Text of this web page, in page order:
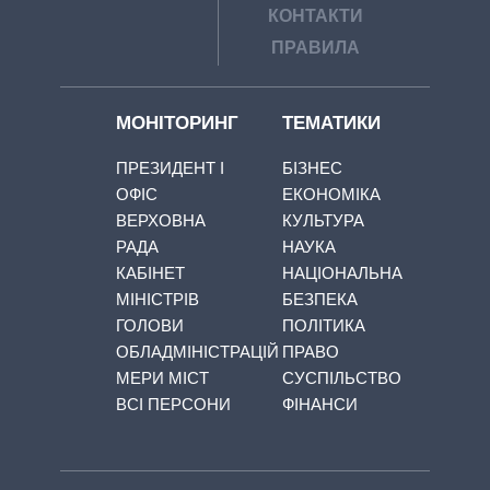
КОНТАКТИ
ПРАВИЛА
МОНІТОРИНГ
ПРЕЗИДЕНТ І
ОФІС
ВЕРХОВНА
РАДА
КАБІНЕТ
МІНІСТРІВ
ГОЛОВИ
ОБЛАДМІНІСТРАЦІЙ
МЕРИ МІСТ
ВСІ ПЕРСОНИ
ТЕМАТИКИ
БІЗНЕС
ЕКОНОМІКА
КУЛЬТУРА
НАУКА
НАЦІОНАЛЬНА
БЕЗПЕКА
ПОЛІТИКА
ПРАВО
СУСПІЛЬСТВО
ФІНАНСИ